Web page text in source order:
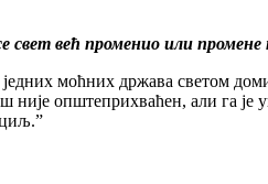
већ променио или промене
моћних држава светом
општеприхваћен, али га